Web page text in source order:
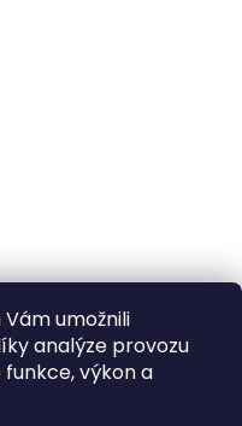
umožnili
analýze provozu
výkon a